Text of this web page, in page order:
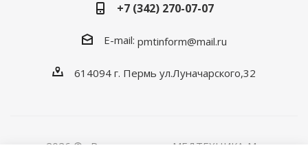
+7 (342) 270-07-07
E-mail: pmtinform@mail.ru
614094 г. Пермь ул.Луначарского,32
2026 © «Розничная сеть МЕДТЕХНИКА-M»